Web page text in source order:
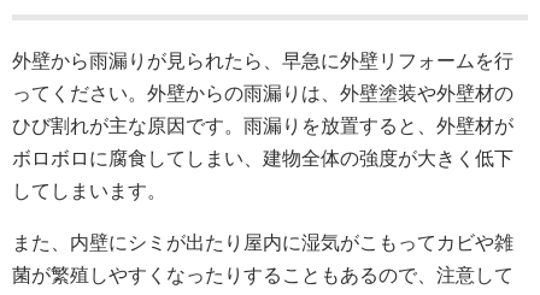
外壁から雨漏りが見られたら、早急に外壁リフォームを行
ってください。外壁からの雨漏りは、外壁塗装や外壁材の
ひび割れが主な原因です。雨漏りを放置すると、外壁材が
ボロボロに腐食してしまい、建物全体の強度が大きく低下
してしまいます。
また、内壁にシミが出たり屋内に湿気がこもってカビや雑
菌が繁殖しやすくなったりすることもあるので、注意して